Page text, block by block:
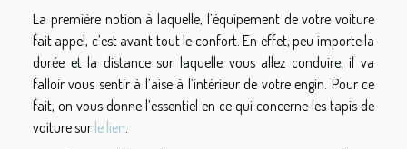
La première notion à laquelle, l’équipement de votre voiture
fait appel, c’est avant tout le confort. En effet, peu importe la
durée et la distance sur laquelle vous allez conduire, il va
falloir vous sentir à l’aise à l’intérieur de votre engin. Pour ce
fait, on vous donne l’essentiel en ce qui concerne les tapis de
voiture sur le lien